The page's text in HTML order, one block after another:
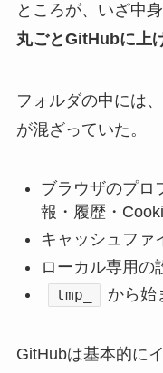
ところが、いざ中
丸ごとGitHubに上
フォルダの中には
が混ざっていた。
ブラウザのプロ
報・履歴・
キャッシュファ
ローカル専用の
tmp_ から始
GitHubは基本的に